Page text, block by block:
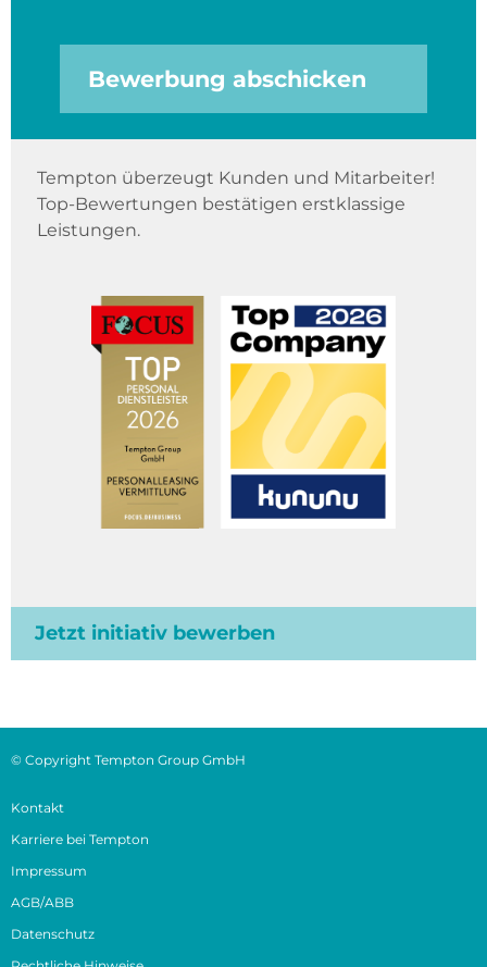
Bewerbung abschicken
Tempton überzeugt Kunden und Mitarbeiter!
Top-Bewertungen bestätigen erstklassige
Leistungen.
Jetzt initiativ bewerben
© Copyright Tempton Group GmbH
Kontakt
Karriere bei Tempton
Impressum
AGB/ABB
Datenschutz